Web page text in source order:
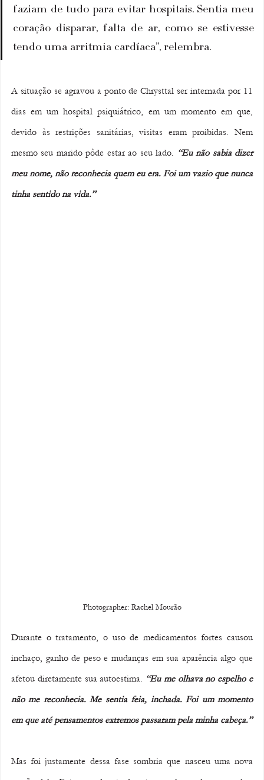
faziam de tudo para evitar hospitais. Sentia meu
coração disparar, falta de ar, como se estivesse
tendo uma arritmia cardíaca”, relembra.
A situação se agravou a ponto de Chrysttal ser internada por 11
dias em um hospital psiquiátrico, em um momento em que,
devido às restrições sanitárias, visitas eram proibidas. Nem
mesmo seu marido pôde estar ao seu lado. “Eu não sabia dizer
meu nome, não reconhecia quem eu era. Foi um vazio que nunca
tinha sentido na vida.”
Photographer: Rachel Mourão
Durante o tratamento, o uso de medicamentos fortes causou
inchaço, ganho de peso e mudanças em sua aparência algo que
afetou diretamente sua autoestima. “Eu me olhava no espelho e
não me reconhecia. Me sentia feia, inchada. Foi um momento
em que até pensamentos extremos passaram pela minha cabeça.”
Mas foi justamente dessa fase sombria que nasceu uma nova